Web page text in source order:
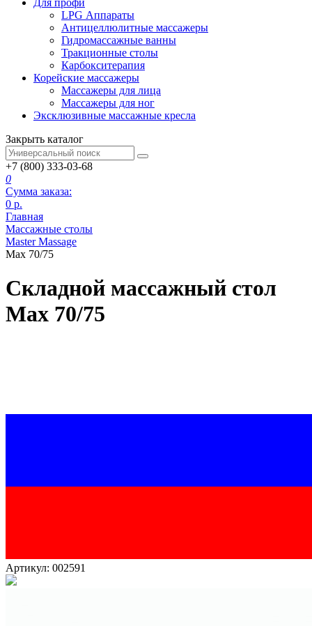
LPG Аппараты
Антицеллюлитные массажеры
Гидромассажные ванны
Тракционные столы
Карбокситерапия
Корейские массажеры
Массажеры для лица
Массажеры для ног
Эксклюзивные массажные кресла
Закрыть каталог
+7 (800) 333-03-68
0
Сумма заказа:
0 р.
Главная
Массажные столы
Master Massage
Max 70/75
Складной массажный стол
Max 70/75
Артикул: 002591